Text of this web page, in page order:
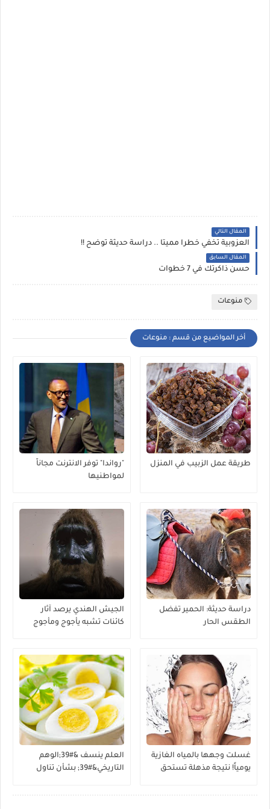
المقال التالي
العزوبية تخفي خطرا مميتا .. دراسة حديثة توضح !!
المقال السابق
حسن ذاكرتك في 7 خطوات
منوعات
أخر المواضيع من قسم : منوعات
طريقة عمل الزبيب في المنزل
"رواندا" توفر الانترنت مجاناً
لمواطنيها
دراسة حديثة: الحمير تفضل
الطقس الحار
الجيش الهندي يرصد آثار
كائنات تشبه يأجوج ومأجوج
غسلت وجهها بالمياه الغازية
يومياً! نتيجة مذهلة تستحق
العلم ينسف &#39;الوهم
التاريخي&#39; بشأن تناول